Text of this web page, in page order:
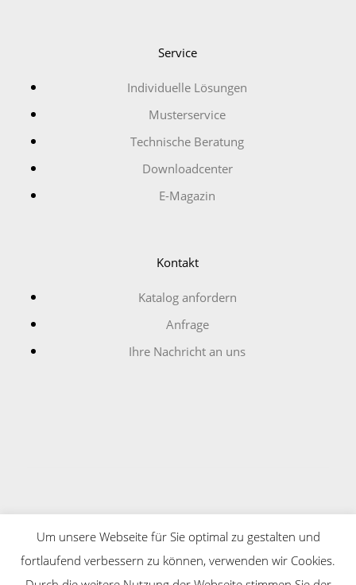
Service
Individuelle Lösungen
Musterservice
Technische Beratung
Downloadcenter
E-Magazin
Kontakt
Katalog anfordern
Anfrage
Ihre Nachricht an uns
2026
Um unsere Webseite für Sie optimal zu gestalten und
fortlaufend verbessern zu können, verwenden wir Cookies.